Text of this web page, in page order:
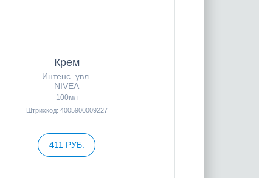
Крем
Интенс. увл.
NIVEA
100мл
Штрихкод: 4005900009227
411 РУБ.